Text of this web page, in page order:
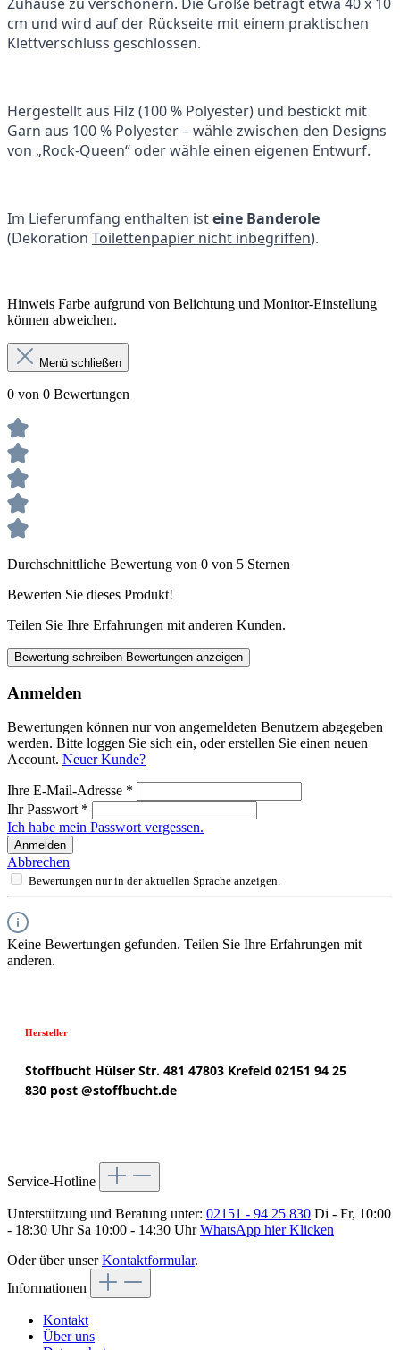
cm und wird auf der Rückseite mit einem praktischen
Klettverschluss geschlossen.
Hergestellt aus Filz (100 % Polyester) und bestickt mit
Garn aus 100 % Polyester – wähle zwischen den Designs
von „Rock-Queen“ oder wähle einen eigenen Entwurf.
Im Lieferumfang enthalten isteine Banderole
(Dekoration Toilettenpapier nicht inbegriffen).
Hinweis Farbe aufgrund von Belichtung und Monitor-Einstellung
können abweichen.
Menü schließen
0 von 0 Bewertungen
Durchschnittliche Bewertung von 0 von 5 Sternen
Bewerten Sie dieses Produkt!
Teilen Sie Ihre Erfahrungen mit anderen Kunden.
Bewertung schreiben Bewertungen anzeigen
Anmelden
Bewertungen können nur von angemeldeten Benutzern abgegeben
werden. Bitte loggen Sie sich ein, oder erstellen Sie einen neuen
Account. Neuer Kunde?
Ihre E-Mail-Adresse *
Ihr Passwort *
Ich habe mein Passwort vergessen.
Anmelden
Abbrechen
Bewertungen nur in der aktuellen Sprache anzeigen.
Keine Bewertungen gefunden. Teilen Sie Ihre Erfahrungen mit
anderen.
Hersteller
Stoffbucht Hülser Str. 481 47803 Krefeld 02151 94 25
830 post @stoffbucht.de
Service-Hotline
Unterstützung und Beratung unter: 02151 - 94 25 830 Di - Fr, 10:00
- 18:30 Uhr Sa 10:00 - 14:30 UhrWhatsApp hier Klicken
Oder über unserKontaktformular.
Informationen
Kontakt
Über uns